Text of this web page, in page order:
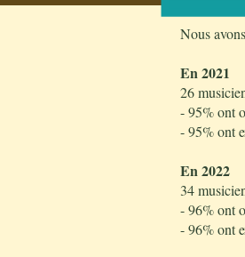
Nous
En 2021
26
- 95% ont
- 95% ont
En 2022
34
- 96% ont
- 96% ont